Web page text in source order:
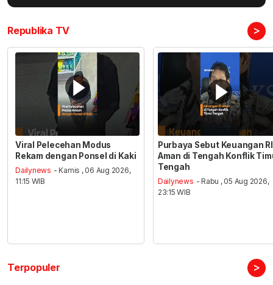
Republika TV >
Viral Pelecehan Modus
Rekam dengan Ponsel di Kaki
Dailynews - Kamis , 06 Aug 2026,
11:15 WIB
Purbaya Sebut Keuangan RI
Aman di Tengah Konflik
Tengah
Dailynews - Rabu , 05 Aug 2026,
23:15 WIB
Terpopuler >